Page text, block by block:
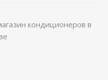
кондиционеров в